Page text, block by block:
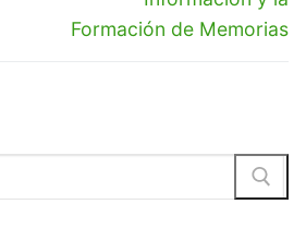
Formación de Memorias